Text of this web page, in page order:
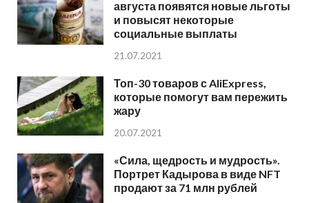
августа появятся новые льготы
и повысят некоторые
социальные выплаты
21.07.2021
Топ-30 товаров с AliExpress,
которые помогут вам пережить
жару
20.07.2021
«Сила, щедрость и мудрость».
Портрет Кадырова в виде NFT
продают за 71 млн рублей